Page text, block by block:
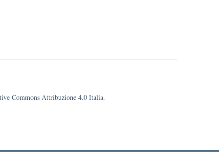
Commons Attribuzione 4.0 Italia.